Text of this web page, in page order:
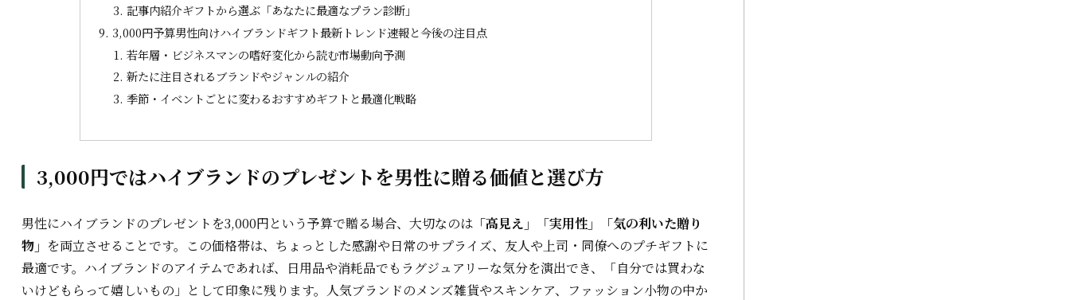
記事内紹介ギフトから選ぶ「あなたに最適なプラン診断」
3,000円予算男性向けハイブランドギフト最新トレンド速報と今後の注目点
若年層・ビジネスマンの嗜好変化から読む市場動向予測
新たに注目されるブランドやジャンルの紹介
季節・イベントごとに変わるおすすめギフトと最適化戦略
3,000円ではハイブランドのプレゼントを男性に贈る価値と選び方
男性にハイブランドのプレゼントを3,000円という予算で贈る場合、大切なのは「高見え」「実用性」「気の利いた贈り
物」 を両立させることです。この価格帯は、ちょっとした感謝や日常のサプライズ、友人や上司・同僚へのプチギフトに
最適です。ハイブランドのアイテムであれば、日用品や消耗品でもラグジュアリーな気分を演出でき、「自分では買わな
いけどもらって嬉しいもの」として印象に残ります。人気ブランドのメンズ雑貨やスキンケア、ファッション小物の中か